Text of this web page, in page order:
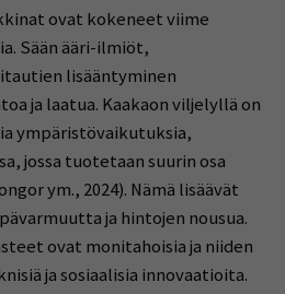
ovat kokeneet viime
Sään ääri-ilmiöt,
lisääntyminen
ja laatua. Kaakaon viljelyllä on
ympäristövaikutuksia,
jossa tuotetaan suurin osa
ym., 2024). Nämä lisäävät
ja hintojen nousua.
ovat monitahoisia ja niiden
ja sosiaalisia innovaatioita.